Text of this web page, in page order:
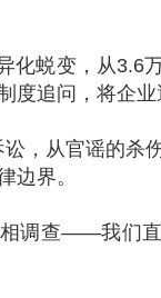
蜕变，从3.6
追问，将企业
讼，从官谣的
边界。
调查——我们